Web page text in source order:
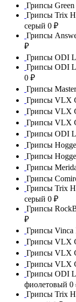
Грипсы
Грипсы Trix
серый 0 ₽
Грипсы
₽
Грипсы ODI
Грипсы ODI
0 ₽
Грипсы
Грипсы VLX
Грипсы VLX
Грипсы VLX
Грипсы ODI
Грипсы
Грипсы
Грипсы
Грипсы
Грипсы Trix
серый 0 ₽
Грипсы
₽
Грипсы Vinca
Грипсы VLX
Грипсы VLX
Грипсы VLX
Грипсы ODI
фиолетовый 0
Грипсы Trix